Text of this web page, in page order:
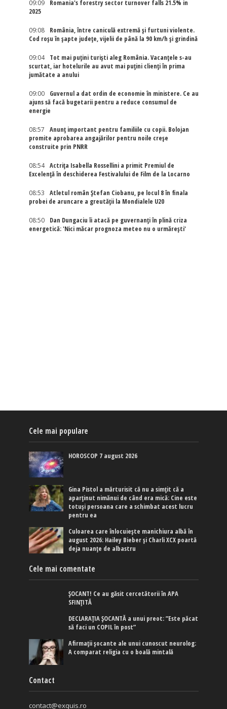
09:09
Romania's forestry sector turnover falls 21.5% in
2025
09:08
România, între caniculă extremă și furtuni violente.
Cod roșu în șapte județe, vijelii de până la 90 km/h și grindină
09:04
Tot mai puțini turiști aleg România. Vacanțele s-au
scurtat, iar hotelurile au avut mai puțini clienți în prima
jumătate a anului
09:00
Guvernul a dat ordin de economie în ministere. Ce au
ajuns să facă bugetarii pentru a reduce consumul de
energie
08:57
Anunț important pentru familiile cu copii. Bolojan
promite aprobarea angajărilor pentru noile creșe
construite prin PNRR
08:54
Actriţa Isabella Rossellini a primit Premiul de
Excelenţă în deschiderea Festivalului de Film de la Locarno
08:53
Atletul român Ștefan Ciobanu, pe locul 8 în finala
probei de aruncare a greutății la Mondialele U20
08:50
Dan Dungaciu îi atacă pe guvernanți în plină criza
energetică: 'Nici măcar prognoza meteo nu o urmărești'
Cele mai populare
HOROSCOP 7 august 2026
Gina Pistol a mărturisit că nu a simțit că a
aparținut nimănui de când era mică: Cine este
totuși persoana care a schimbat acest lucru
pentru ea
Culoarea care înlocuiește manichiura albă în
august 2026: Hailey Bieber și Charli XCX poartă
deja nuanțe de albastru
Cele mai comentate
ȘOCANT! Ce au găsit cercetătorii în APA
SFINȚITĂ
DECLARAȚIA ȘOCANTĂ a unui preot: ”Este păcat
să faci un COPIL în post”
Afirmaţii şocante ale unui cunoscut neurolog:
A comparat religia cu o boală mintală
Contact
contact@exquis.ro